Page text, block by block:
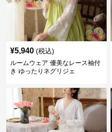
¥5,940 (税込)
ルームウェア 優美なレース袖付
き ゆったりネグリジェ